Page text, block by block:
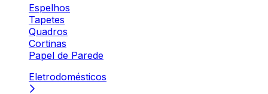
Espelhos
Tapetes
Quadros
Cortinas
Papel de Parede
Eletrodomésticos